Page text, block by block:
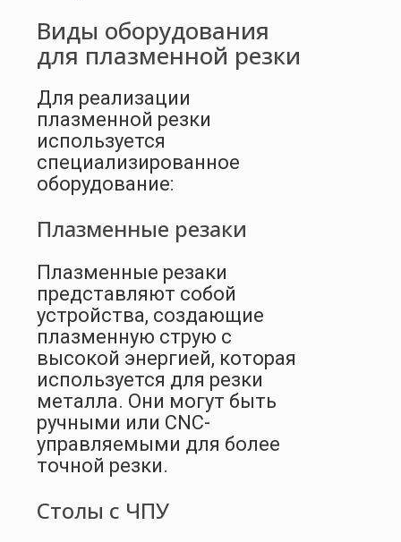
Виды оборудования
для плазменной резки
Для реализации
плазменной резки
используется
специализированное
оборудование:
Плазменные резаки
Плазменные резаки
представляют собой
устройства, создающие
плазменную струю с
высокой энергией, которая
используется для резки
металла. Они могут быть
ручными или CNC-
управляемыми для более
точной резки.
Столы с ЧПУ